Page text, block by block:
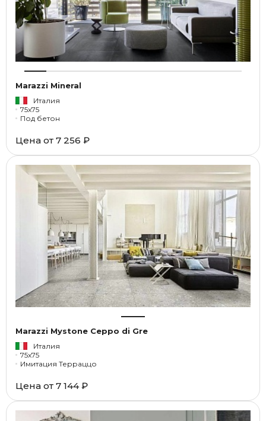
Marazzi Mineral
Италия
75x75
Под бетон
Цена от 7 256 ₽
Marazzi Mystone Ceppo di Gre
Италия
75x75
Имитация Терраццо
Цена от 7 144 ₽